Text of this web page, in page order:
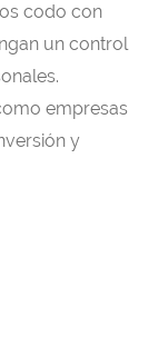
codo con
un control
empresas
y